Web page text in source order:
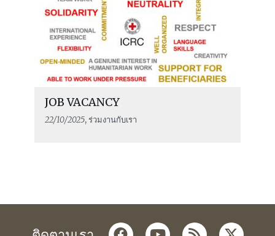
JOB VACANCY
22/10/2025, ร่วมงานกับเรา
facebookyoutube
rss twitter